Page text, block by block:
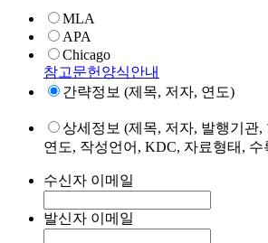
MLA
APA
Chicago
참고문헌양식안내
간략정보 (제목, 저자, 연도)
상세정보 (제목, 저자, 발행기관,
연도, 작성언어, KDC, 자료형태,
수신자 이메일
발신자 이메일